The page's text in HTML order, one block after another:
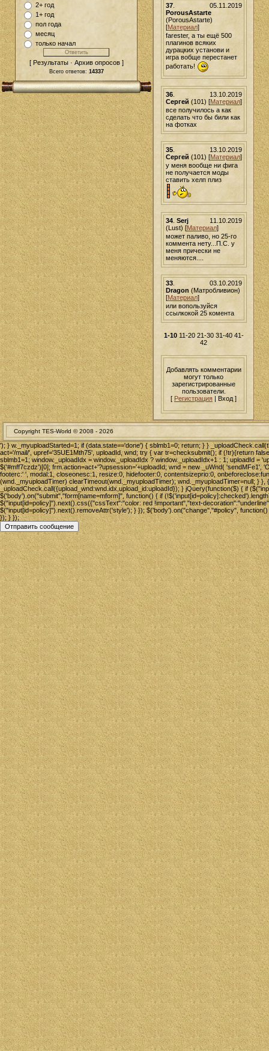
2+ год
1+ год
пол года
месяц
только начал
[ Результаты · Архив опросов ]
Всего ответов: 14337
05.11.2019
37.
PorousAstarte
(PorousAstarte)
[Материал]
farester, а ты ещё 500
плагинов всяких
дурацких установи и
игра вобще перестанет
работать!
13.10.2019
36.
Сергей (101) [Материал]
все получилось а как
сделать что бы били как
на фотках
13.10.2019
35.
Сергей (101) [Материал]
у меня вообще ни фига
не получается моды
ставить хелп плиз
11.10.2019
34. Serj
(Lust) [Материал]
может паливо, но 25-го
коммента нету...П.С. у
меня прически не
меняются....
03.10.2019
33.
Dragon (Матробливион)
[Материал]
или вопользуйся
ссылкокой 25 комента
1-10 11-20 21-30 31-40 41-
42
Добавлять комментарии
могут только
зарегистрированные
пользователи.
[ Регистрация | Вход ]
Copyright TES-World © 2008 - 2026
'); } w._myuploadStarted=1; if (data.state=='done') { sblmb1=0; return; } }
act='/mail/', upref='35UE1Mth75', uploadId, wnd; try { var tr=checksubmit(); if (!tr){return
sblmb1=1; window._uploadIdx = window._uploadIdx ? window._uploadIdx+1 : 1; uploadId =
$('#mff7czdz')[0]; frm.action=act+'?upsession='+uploadId; wnd = new _uWnd( 'sendMFe1',
footerc:' ', modal:1, closeonesc:1, resize:0, hidefooter:0, contentsizeprio:0,
(wnd._myuploadTimer) clearTimeout(wnd._myuploadTimer); wnd._myuploadTimer=null; }
_uploadCheck.call({upload_wnd:wnd.idx,upload_id:uploadId}); } jQuery(function($) { if
$('body').on("submit","form[name=mform]", function() { if
$("input[id=policy]").next().css({"cssText":"color: red !important","text-
$("input[id=policy]").next().removeAttr('style'); } }); $('body').on("change","#policy",
}); } });